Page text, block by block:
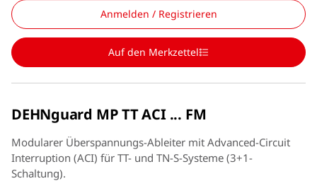
Anmelden / Registrieren
Auf den Merkzettel
DEHNguard MP TT ACI ... FM
Modularer Überspannungs-Ableiter mit Advanced-Circuit
Interruption (ACI) für TT- und TN-S-Systeme (3+1-
Schaltung).